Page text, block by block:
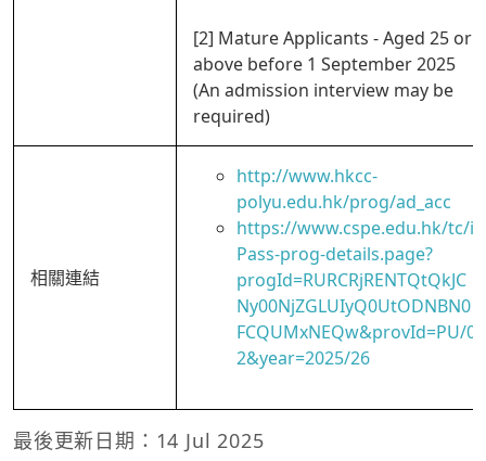
[2] Mature Applicants - Aged 25 or
above before 1 September 2025
(An admission interview may be
required)
相關連結
http://www.hkcc-
polyu.edu.hk/prog/ad_acc
https://www.cspe.edu.hk/tc/i
Pass-prog-details.page?
progId=RURCRjRENTQtQkJC
Ny00NjZGLUIyQ0UtODNBN0
FCQUMxNEQw&provId=PU/0
2&year=2025/26
最後更新日期：14 Jul 2025